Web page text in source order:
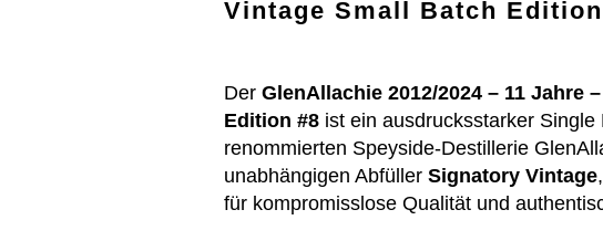
Vintage Small Batch
Der GlenAllachie 2012/2024 – 11 Jahre
Edition #8 ist ein ausdrucksstarker
renommierten Speyside-Destillerie
unabhängigen Abfüller Signatory Vintage
für kompromisslose Qualität und